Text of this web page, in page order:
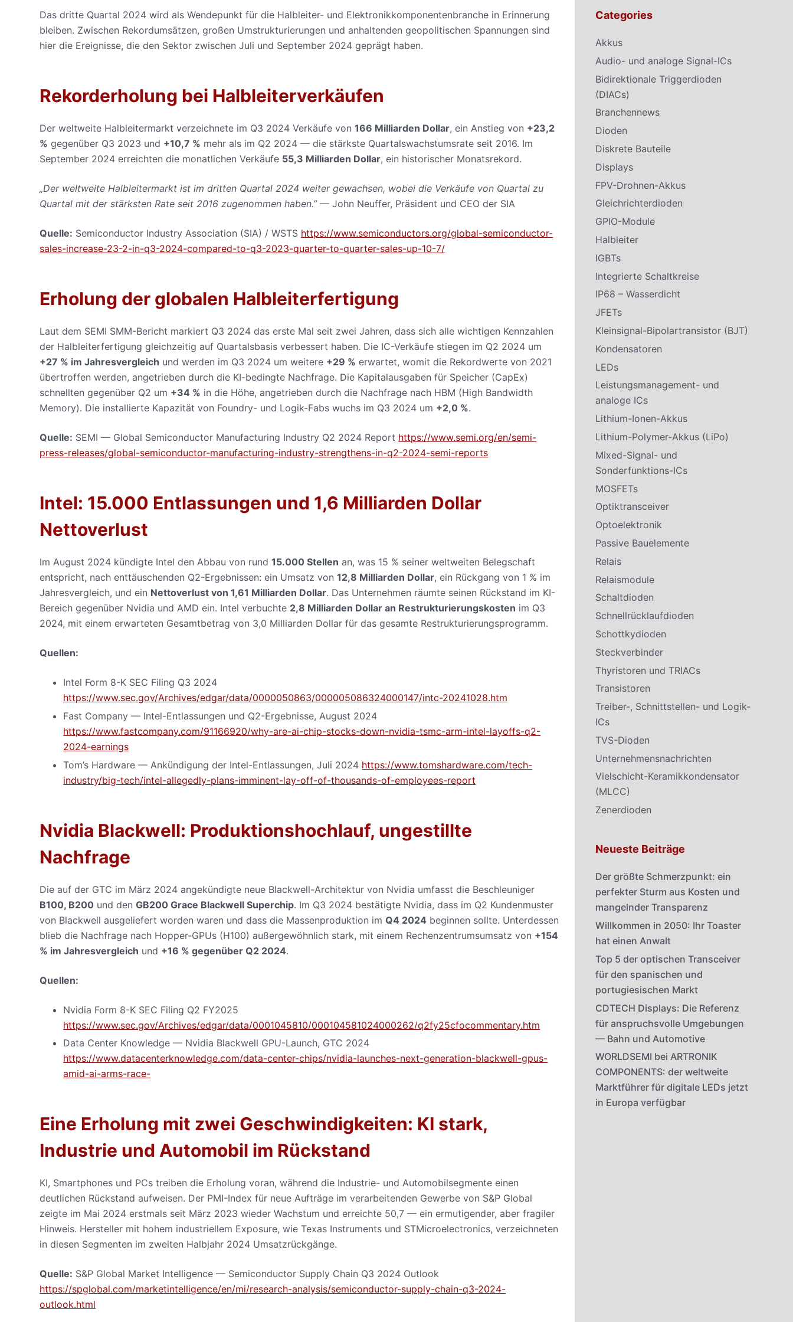
Das dritte Quartal 2024 wird als Wendepunkt für die Halbleiter- und Elektronikkomponentenbranche in Erinnerung
bleiben. Zwischen Rekordumsätzen, großen Umstrukturierungen und anhaltenden geopolitischen Spannungen sind
hier die Ereignisse, die den Sektor zwischen Juli und September 2024 geprägt haben.
Rekorderholung bei Halbleiterverkäufen
Der weltweite Halbleitermarkt verzeichnete im Q3 2024 Verkäufe von166 Milliarden Dollar, ein Anstieg von +23,2
% gegenüber Q3 2023 und +10,7 % mehr als im Q2 2024 — die stärkste Quartalswachstumsrate seit 2016. Im
September 2024 erreichten die monatlichen Verkäufe 55,3 Milliarden Dollar, ein historischer Monatsrekord.
„Der weltweite Halbleitermarkt ist im dritten Quartal 2024 weiter gewachsen, wobei die Verkäufe von Quartal zu
Quartal mit der stärksten Rate seit 2016 zugenommen haben.”— John Neuffer, Präsident und CEO der SIA
Quelle: Semiconductor Industry Association (SIA) / WSTS https://www.semiconductors.org/global-semiconductor-
sales-increase-23-2-in-q3-2024-compared-to-q3-2023-quarter-to-quarter-sales-up-10-7/
Erholung der globalen Halbleiterfertigung
Laut dem SEMI SMM-Bericht markiert Q3 2024 das erste Mal seit zwei Jahren, dass sich alle wichtigen Kennzahlen
der Halbleiterfertigung gleichzeitig auf Quartalsbasis verbessert haben. Die IC-Verkäufe stiegen im Q2 2024 um
+27 % im Jahresvergleich und werden im Q3 2024 um weitere +29 % erwartet, womit die Rekordwerte von 2021
übertroffen werden, angetrieben durch die KI-bedingte Nachfrage. Die Kapitalausgaben für Speicher (CapEx)
schnellten gegenüber Q2 um +34 % in die Höhe, angetrieben durch die Nachfrage nach HBM (High Bandwidth
Memory). Die installierte Kapazität von Foundry- und Logik-Fabs wuchs im Q3 2024 um +2,0 %.
Quelle: SEMI — Global Semiconductor Manufacturing Industry Q2 2024 Report https://www.semi.org/en/semi-
press-releases/global-semiconductor-manufacturing-industry-strengthens-in-q2-2024-semi-reports
Intel: 15.000 Entlassungen und 1,6 Milliarden Dollar
Nettoverlust
Im August 2024 kündigte Intel den Abbau von rund15.000 Stellen an, was 15 % seiner weltweiten Belegschaft
entspricht, nach enttäuschenden Q2-Ergebnissen: ein Umsatz von12,8 Milliarden Dollar, ein Rückgang von 1 % im
Jahresvergleich, und ein Nettoverlust von 1,61 Milliarden Dollar. Das Unternehmen räumte seinen Rückstand im KI-
Bereich gegenüber Nvidia und AMD ein. Intel verbuchte 2,8 Milliarden Dollar an Restrukturierungskosten im Q3
2024, mit einem erwarteten Gesamtbetrag von 3,0 Milliarden Dollar für das gesamte Restrukturierungsprogramm.
Quellen:
Intel Form 8-K SEC Filing Q3 2024
https://www.sec.gov/Archives/edgar/data/0000050863/000005086324000147/intc-20241028.htm
Fast Company — Intel-Entlassungen und Q2-Ergebnisse, August 2024
https://www.fastcompany.com/91166920/why-are-ai-chip-stocks-down-nvidia-tsmc-arm-intel-layoffs-q2-
2024-earnings
Tom’s Hardware — Ankündigung der Intel-Entlassungen, Juli 2024 https://www.tomshardware.com/tech-
industry/big-tech/intel-allegedly-plans-imminent-lay-off-of-thousands-of-employees-report
Nvidia Blackwell: Produktionshochlauf, ungestillte
Nachfrage
Die auf der GTC im März 2024 angekündigte neue Blackwell-Architektur von Nvidia umfasst die Beschleuniger
B100, B200 und denGB200 Grace Blackwell Superchip. Im Q3 2024 bestätigte Nvidia, dass im Q2 Kundenmuster
von Blackwell ausgeliefert worden waren und dass die Massenproduktion imQ4 2024 beginnen sollte. Unterdessen
blieb die Nachfrage nach Hopper-GPUs (H100) außergewöhnlich stark, mit einem Rechenzentrumsumsatz von +154
% im Jahresvergleich und +16 % gegenüber Q2 2024.
Quellen:
Nvidia Form 8-K SEC Filing Q2 FY2025
https://www.sec.gov/Archives/edgar/data/0001045810/000104581024000262/q2fy25cfocommentary.htm
Data Center Knowledge — Nvidia Blackwell GPU-Launch, GTC 2024
https://www.datacenterknowledge.com/data-center-chips/nvidia-launches-next-generation-blackwell-gpus-
amid-ai-arms-race-
Eine Erholung mit zwei Geschwindigkeiten: KI stark,
Industrie und Automobil im Rückstand
KI, Smartphones und PCs treiben die Erholung voran, während die Industrie- und Automobilsegmente einen
deutlichen Rückstand aufweisen. Der PMI-Index für neue Aufträge im verarbeitenden Gewerbe von S&P Global
zeigte im Mai 2024 erstmals seit März 2023 wieder Wachstum und erreichte 50,7 — ein ermutigender, aber fragiler
Hinweis. Hersteller mit hohem industriellem Exposure, wie Texas Instruments und STMicroelectronics, verzeichneten
in diesen Segmenten im zweiten Halbjahr 2024 Umsatzrückgänge.
Quelle: S&P Global Market Intelligence — Semiconductor Supply Chain Q3 2024 Outlook
https://spglobal.com/marketintelligence/en/mi/research-analysis/semiconductor-supply-chain-q3-2024-
outlook.html
Categories
Akkus
Audio- und analoge Signal-ICs
Bidirektionale Triggerdioden
(DIACs)
Branchennews
Dioden
Diskrete Bauteile
Displays
FPV-Drohnen-Akkus
Gleichrichterdioden
GPIO-Module
Halbleiter
IGBTs
Integrierte Schaltkreise
IP68 – Wasserdicht
JFETs
Kleinsignal-Bipolartransistor (BJT)
Kondensatoren
LEDs
Leistungsmanagement- und
analoge ICs
Lithium-Ionen-Akkus
Lithium-Polymer-Akkus (LiPo)
Mixed-Signal- und
Sonderfunktions-ICs
MOSFETs
Optiktransceiver
Optoelektronik
Passive Bauelemente
Relais
Relaismodule
Schaltdioden
Schnellrücklaufdioden
Schottkydioden
Steckverbinder
Thyristoren und TRIACs
Transistoren
Treiber-, Schnittstellen- und Logik-
ICs
TVS-Dioden
Unternehmensnachrichten
Vielschicht-Keramikkondensator
(MLCC)
Zenerdioden
Neueste Beiträge
Der größte Schmerzpunkt: ein
perfekter Sturm aus Kosten und
mangelnder Transparenz
Willkommen in 2050: Ihr Toaster
hat einen Anwalt
Top 5 der optischen Transceiver
für den spanischen und
portugiesischen Markt
CDTECH Displays: Die Referenz
für anspruchsvolle Umgebungen
— Bahn und Automotive
WORLDSEMI bei ARTRONIK
COMPONENTS: der weltweite
Marktführer für digitale LEDs jetzt
in Europa verfügbar